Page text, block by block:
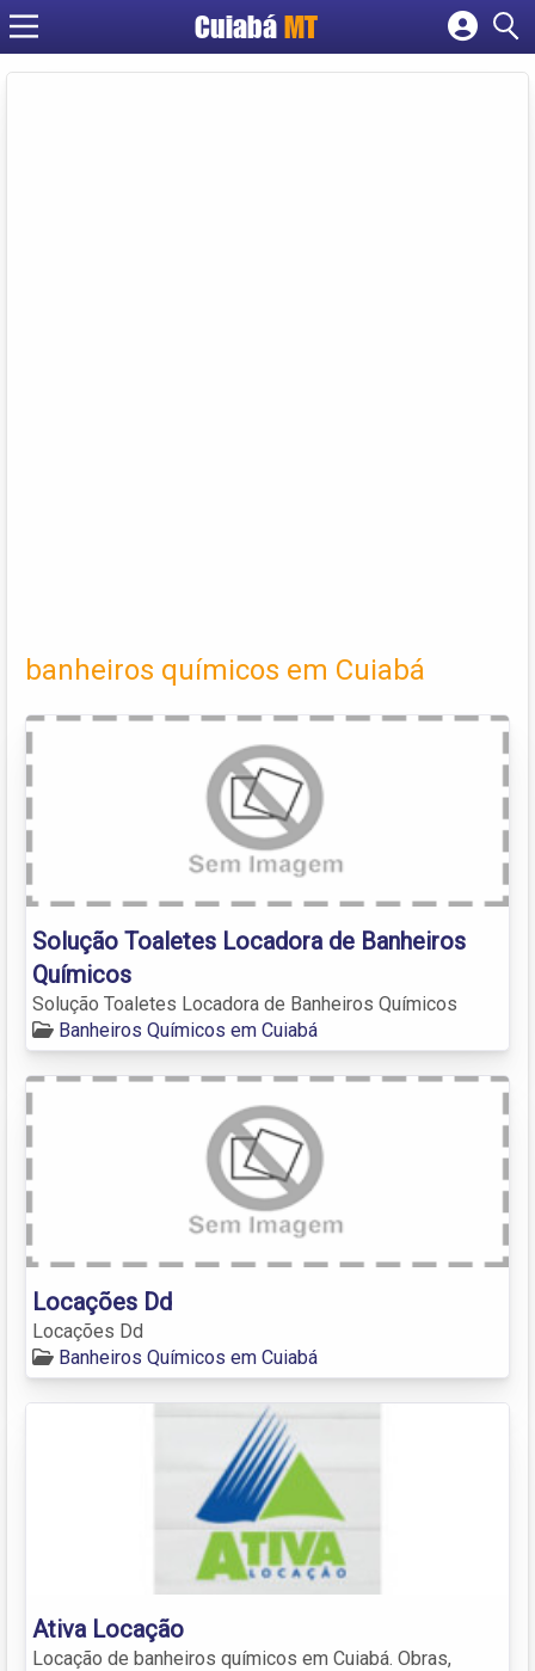
Cuiabá MT
Cadastrar empresa
banheiros químicos em Cuiabá
Solução Toaletes Locadora de Banheiros
Químicos
Solução Toaletes Locadora de Banheiros Químicos
Banheiros Químicos em Cuiabá
Locações Dd
Locações Dd
Banheiros Químicos em Cuiabá
Ativa Locação
Locação de banheiros químicos em Cuiabá. Obras,